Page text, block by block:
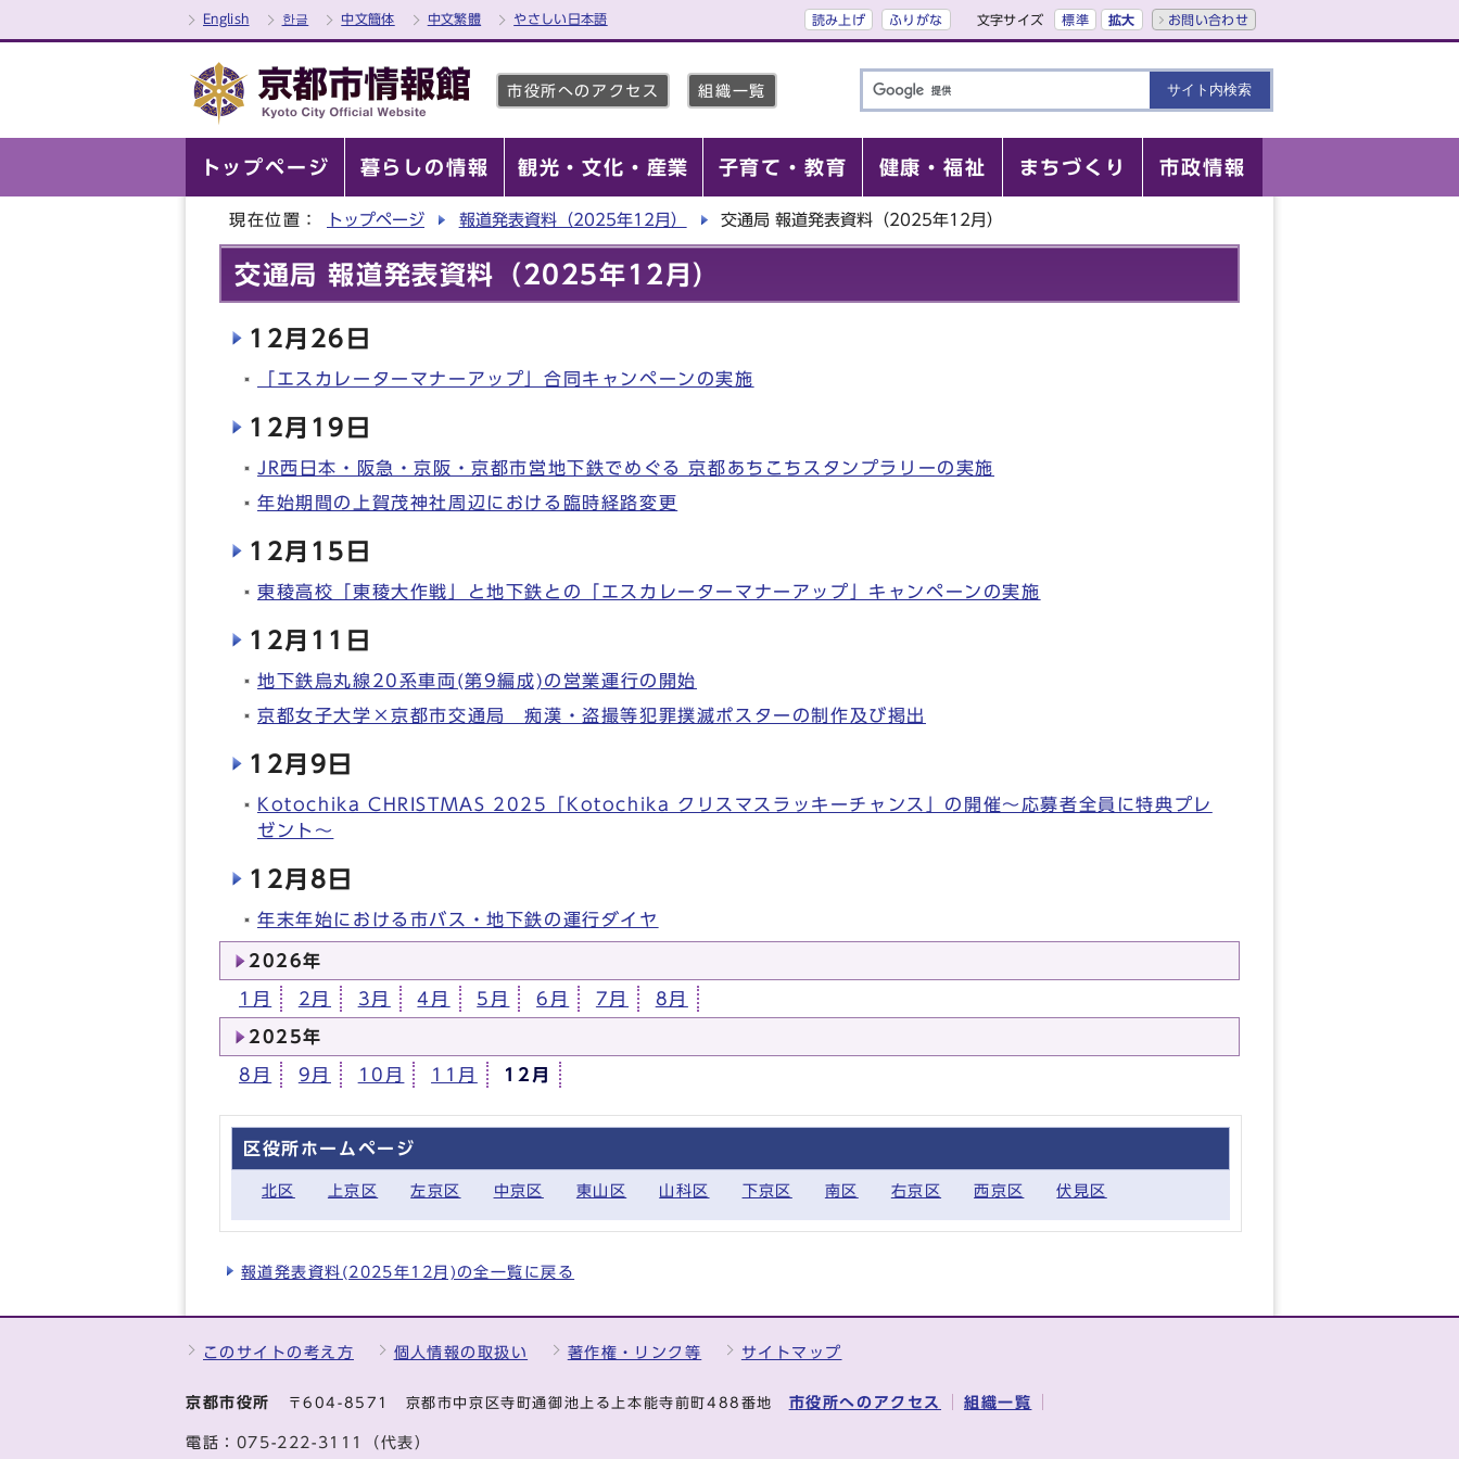
English 한글 中文簡体 中文繁體 やさしい日本語 読み上げ ふりがな 文字サイズ 標準 拡大 お問い合わせ
市役所へのアクセス 組織一覧
トップページ 暮らしの情報 観光・文化・産業 子育て・教育 健康・福祉 まちづくり 市政情報
現在位置： トップページ 報道発表資料（2025年12月） 交通局 報道発表資料（2025年12月）
交通局 報道発表資料（2025年12月）
12月26日
「エスカレーターマナーアップ」合同キャンペーンの実施
12月19日
JR西日本・阪急・京阪・京都市営地下鉄でめぐる 京都あちこちスタンプラリーの実施
年始期間の上賀茂神社周辺における臨時経路変更
12月15日
東稜高校「東稜大作戦」と地下鉄との「エスカレーターマナーアップ」キャンペーンの実施
12月11日
地下鉄烏丸線20系車両(第9編成)の営業運行の開始
京都女子大学×京都市交通局 痴漢・盗撮等犯罪撲滅ポスターの制作及び掲出
12月9日
Kotochika CHRISTMAS 2025「Kotochika クリスマスラッキーチャンス」の開催～応募者全員に特典プレ
ゼント～
12月8日
年末年始における市バス・地下鉄の運行ダイヤ
2026年
1月 2月 3月 4月 5月 6月 7月 8月
2025年
8月 9月 10月 11月 12月
区役所ホームページ
北区 上京区 左京区 中京区 東山区 山科区 下京区 南区 右京区 西京区 伏見区
報道発表資料(2025年12月)の全一覧に戻る
このサイトの考え方 個人情報の取扱い 著作権・リンク等 サイトマップ
京都市役所 〒604-8571 京都市中京区寺町通御池上る上本能寺前町488番地 市役所へのアクセス 組織一覧
電話： 075-222-3111（代表）